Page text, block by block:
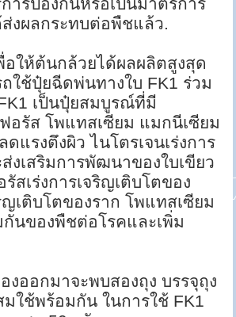
ารป้องกันหรือเป็นมาตรการ
งผลกระทบต่อพืชแล้ว.
อให้ต้นกล้วยได้ผลผลิตสูงสุด
ใช้ปุ๋ยฉีดพ่นทางใบ FK1 ร่วม
เป็นปุ๋ยสมบูรณ์ที่มี
อรัส โพแทสเซียม แมกนีเซียม
แรงตึงผิว ไนโตรเจนเร่งการ
งเสริมการพัฒนาของใบเขียว
เร่งการเจริญเติบโตของ
เติบโตของราก โพแทสเซียม
กันของพืชต่อโรคและเพิ่ม
งออกมาจะพบสองถุง บรรจุถุง
ใช้พร้อมกัน ในการใช้ FK1